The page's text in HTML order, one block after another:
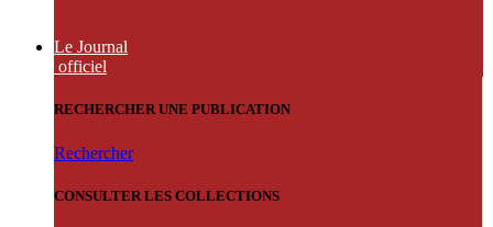
Le Journal
officiel
RECHERCHER UNE PUBLICATION
Rechercher
CONSULTER LES COLLECTIONS